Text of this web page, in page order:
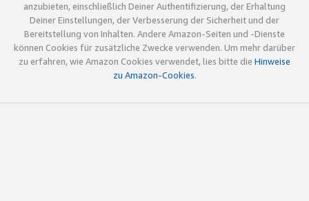
anzubieten, einschließlich Deiner Authentifizierung, der Erhaltung
Deiner Einstellungen, der Verbesserung der Sicherheit und der
Bereitstellung von Inhalten. Andere Amazon-Seiten und -Dienste
können Cookies für zusätzliche Zwecke verwenden. Um mehr darüber
zu erfahren, wie Amazon Cookies verwendet, lies bitte die Hinweise
zu Amazon-Cookies.